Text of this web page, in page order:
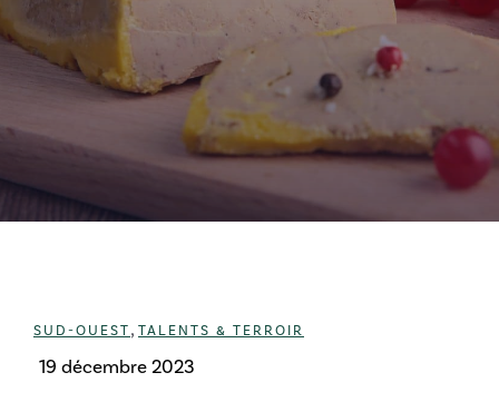
Catégories
SUD-OUEST , TALENTS & TERROIR
19 décembre 2023